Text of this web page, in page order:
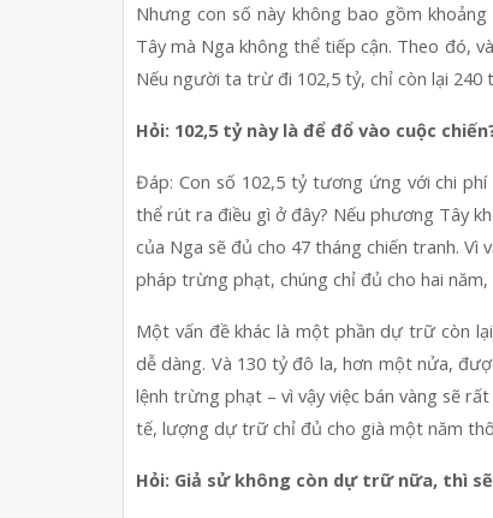
Nhưng con số này không bao gồm
Tây mà Nga không thể tiếp cận. Theo đó,
Nếu người ta trừ đi 102,5 tỷ, chỉ còn lại 240
Hỏi: 102,5 tỷ này là để đổ vào cuộc
Đáp: Con số 102,5 tỷ tương ứng với chi
thể rút ra điều gì ở đây? Nếu phương Tây
của Nga sẽ đủ cho 47 tháng chiến tranh. Vì
pháp trừng phạt, chúng chỉ đủ cho hai
Một vấn đề khác là một phần dự trữ còn
dễ dàng. Và 130 tỷ đô la, hơn một nửa,
lệnh trừng phạt – vì vậy việc bán vàng sẽ
tế, lượng dự trữ chỉ đủ cho già một năm
Hỏi: Giả sử không còn dự trữ nữa, thì